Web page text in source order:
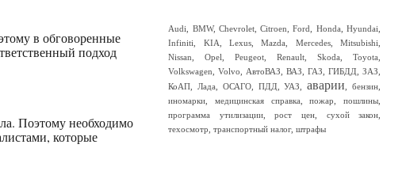
в обговоренные
подход
Поэтому необходимо
которые
Audi BMW, Chevrolet,Citroen ,Ford Honda ,Hyundai
Infiniti
KIA Lexus,Mazda Mercedes,Mitsubishi
Nissan
,Opel ,Peugeot ,Renault ,Skoda ,Toyota
Volkswagen
,Volvo АвтоВАЗ ,ВАЗ ,ГАЗ ,ГИБДД ,ЗАЗ
КоАП ,Лада ОСАГО, ПДД ,УАЗ ,аварии ,бензин
иномарки
медицинская справка ,пожар пошлины
программа утилизации,рост цен, сухой закон
техосмотр ,транспортный налог,штрафы